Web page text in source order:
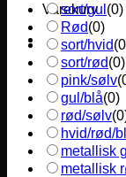
Varekurv
sort/gul (0)
Rød(0)
sort/hvid(0
sort/rød(0)
pink/sølv(
gul/blå(0)
rød/sølv(0
hvid/rød/
metallisk
metallisk